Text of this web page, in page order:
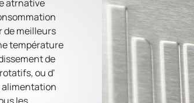
atrnative
de meilleurs
température
de
ou d'
alimentation